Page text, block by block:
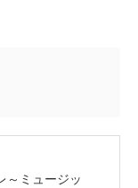
～ミュージッ